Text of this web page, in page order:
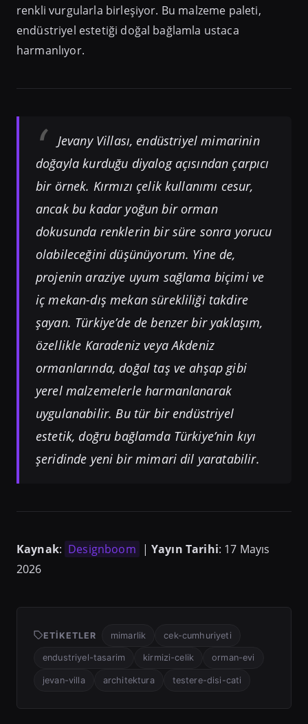
renkli vurgularla birleşiyor. Bu malzeme paleti,
endüstriyel estetiği doğal bağlamla ustaca
harmanlıyor.
Jevany Villası, endüstriyel mimarinin
doğayla kurduğu diyalog açısından çarpıcı
bir örnek. Kırmızı çelik kullanımı cesur,
ancak bu kadar yoğun bir orman
dokusunda renklerin bir süre sonra yorucu
olabileceğini düşünüyorum. Yine de,
projenin araziye uyum sağlama biçimi ve
iç mekan-dış mekan sürekliliği takdire
şayan. Türkiye’de de benzer bir yaklaşım,
özellikle Karadeniz veya Akdeniz
ormanlarında, doğal taş ve ahşap gibi
yerel malzemelerle harmanlanarak
uygulanabilir. Bu tür bir endüstriyel
estetik, doğru bağlamda Türkiye’nin kıyı
şeridinde yeni bir mimari dil yaratabilir.
Kaynak: Designboom | Yayın Tarihi: 17 Mayıs
2026
ETIKETLER mimarlik cek-cumhuriyeti
endustriyel-tasarim kirmizi-celik orman-evi
jevan-villa architektura testere-disi-cati